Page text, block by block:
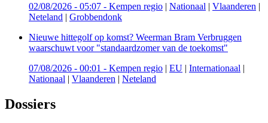
02/08/2026 - 05:07 - Kempen regio | Nationaal | Vlaanderen |
Neteland | Grobbendonk
Nieuwe hittegolf op komst? Weerman Bram Verbruggen
waarschuwt voor "standaardzomer van de toekomst"
07/08/2026 - 00:01 - Kempen regio | EU | Internationaal |
Nationaal | Vlaanderen | Neteland
Dossiers